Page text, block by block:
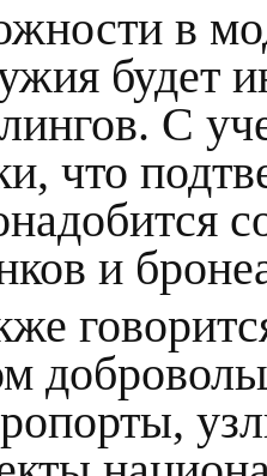
в
будет
С
что
и